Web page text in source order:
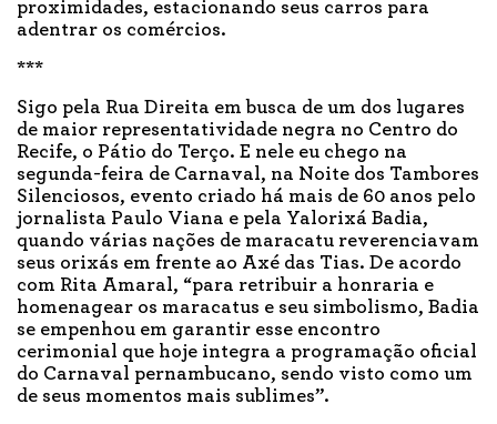
proximidades, estacionando seus carros para
adentrar os comércios.
***
Sigo pela Rua Direita em busca de um dos lugares
de maior representatividade negra no Centro do
Recife, o Pátio do Terço. E nele eu chego na
segunda-feira de Carnaval, na Noite dos Tambores
Silenciosos, evento criado há mais de 60 anos pelo
jornalista Paulo Viana e pela Yalorixá Badia,
quando várias nações de maracatu reverenciavam
seus orixás em frente ao Axé das Tias. De acordo
com Rita Amaral, “para retribuir a honraria e
homenagear os maracatus e seu simbolismo, Badia
se empenhou em garantir esse encontro
cerimonial que hoje integra a programação oficial
do Carnaval pernambucano, sendo visto como um
de seus momentos mais sublimes”.